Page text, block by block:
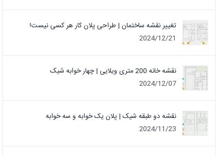
تغییر نقشه ساختمان | طراحی پلان کار هر کسی نیست!
2024/12/21
نقشه خانه 200 متری ویلایی | چهار خوابه شیک
2024/12/07
نقشه دو طبقه شیک | پلان یک خوابه و سه خوابه
2024/11/23